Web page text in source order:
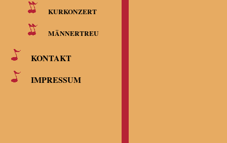
KURKONZERT
MÄNNERTREU
KONTAKT
IMPRESSUM